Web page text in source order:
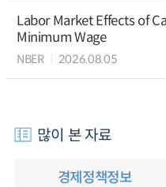
Labor Market Effects of
Minimum Wage
NBER 2026.08.05
많이 본 자료
경제정책정보